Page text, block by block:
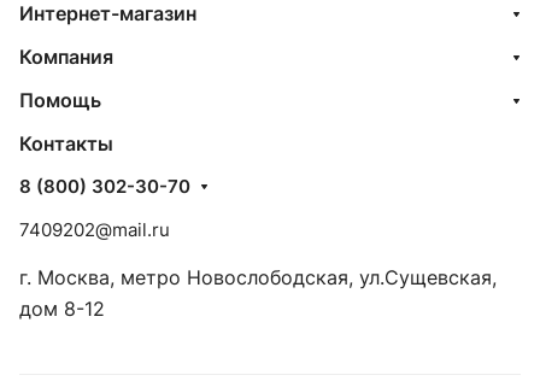
Интернет-магазин
Компания
Помощь
Контакты
8 (800) 302-30-70
7409202@mail.ru
г. Москва, метро Новослободская, ул.Сущевская,
дом 8-12